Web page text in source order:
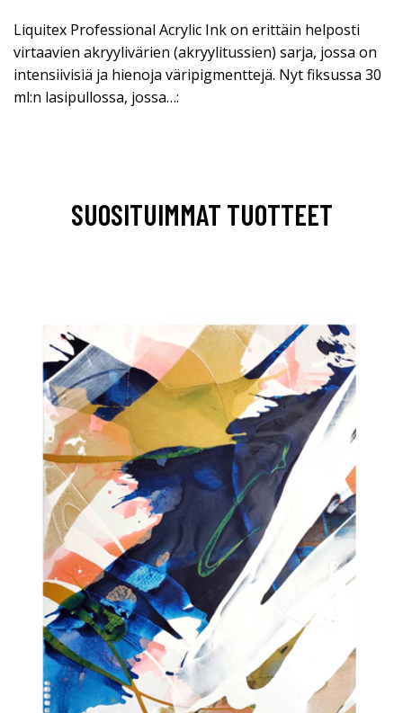
Liquitex Professional Acrylic Ink on erittäin helposti
virtaavien akryylivärien (akryylitussien) sarja, jossa on
intensiivisiä ja hienoja väripigmenttejä. Nyt fiksussa 30
ml:n lasipullossa, jossa…:
SUOSITUIMMAT TUOTTEET